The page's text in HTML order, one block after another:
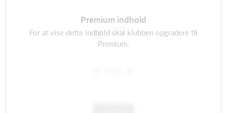
Premium indhold
For at vise dette indhold skal klubben opgradere til
Premium.